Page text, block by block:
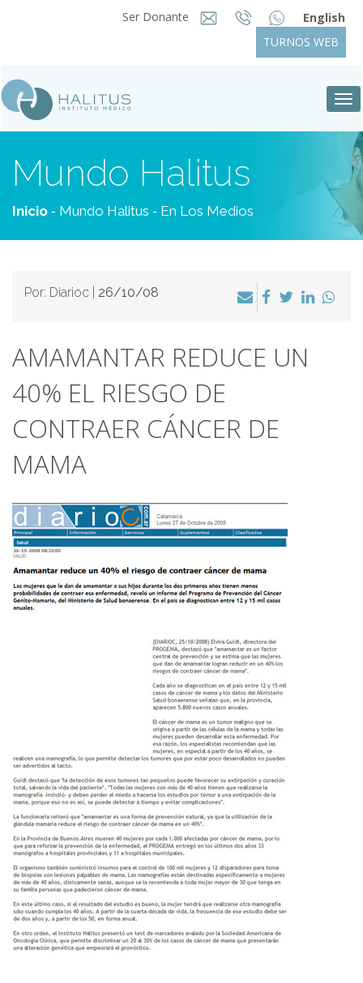
Ser Donante
English
TURNOS WEB
Mundo Halitus
Inicio - Mundo Halitus - En Los Medios
Por: Diarioc | 26/10/08
AMAMANTAR REDUCE UN
40% EL RIESGO DE
CONTRAER CÁNCER DE
MAMA